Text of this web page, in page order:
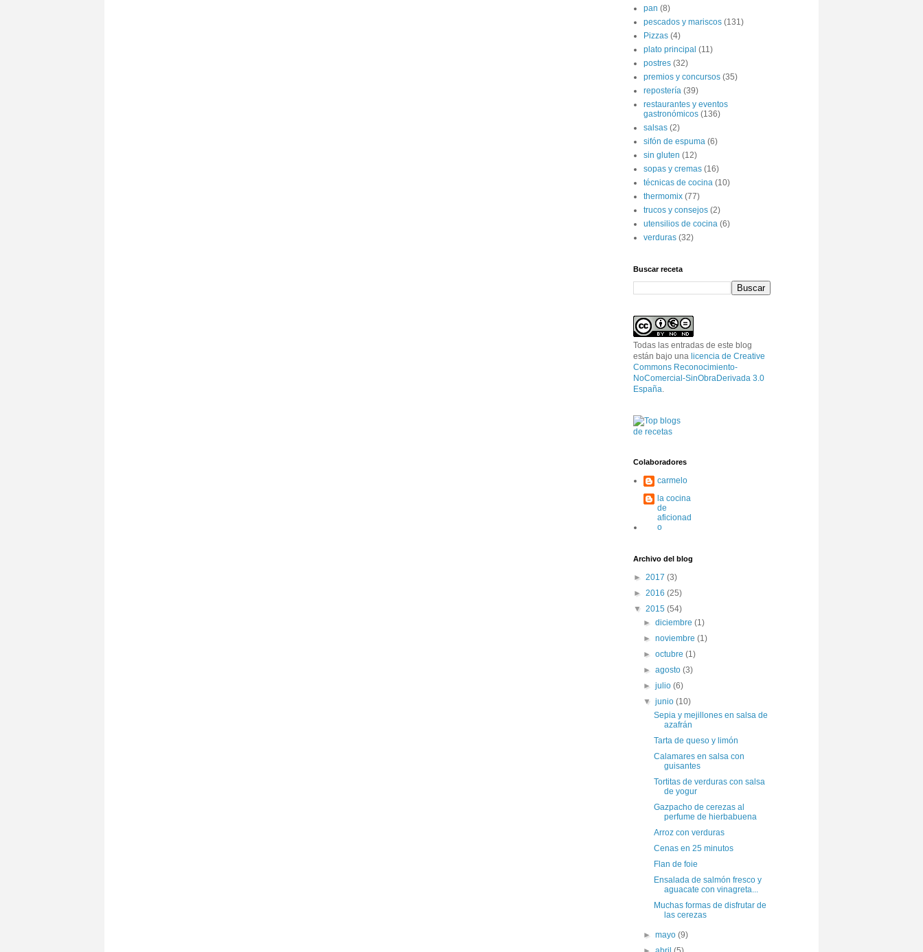
pan (8)
pescados y mariscos (131)
Pizzas (4)
plato principal (11)
postres (32)
premios y concursos (35)
repostería (39)
restaurantes y eventos
gastronómicos (136)
salsas (2)
sifón de espuma (6)
sin gluten (12)
sopas y cremas (16)
técnicas de cocina (10)
thermomix (77)
trucos y consejos (2)
utensilios de cocina (6)
verduras (32)
Buscar receta
Todas las entradas de este blog
están bajo una licencia de Creative
Commons Reconocimiento-
NoComercial-SinObraDerivada 3.0
España.
Colaboradores
carmelo
la cocina
de
aficionad
o
Archivo del blog
► 2017 (3)
► 2016 (25)
▼ 2015 (54)
►diciembre(1)
►noviembre(1)
►octubre(1)
►agosto(3)
►julio(6)
▼junio(10)
Sepia y mejillones en salsa de
azafrán
Tarta de queso y limón
Calamares en salsa con
guisantes
Tortitas de verduras con salsa
de yogur
Gazpacho de cerezas al
perfume de hierbabuena
Arroz con verduras
Cenas en 25 minutos
Flan de foie
Ensalada de salmón fresco y
aguacate con vinagreta...
Muchas formas de disfrutar de
las cerezas
►mayo(9)